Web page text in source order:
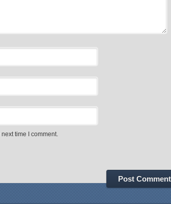
time I comment.